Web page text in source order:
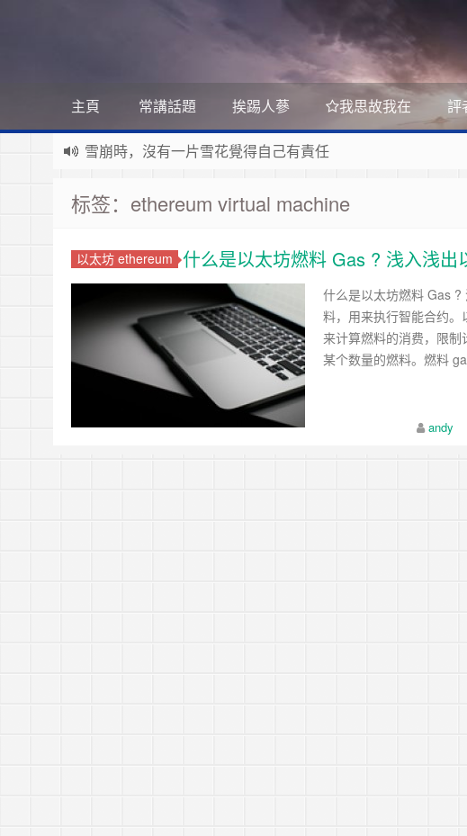
主頁 常講話題 挨踢人蔘 我思故我在 評
雪崩時，沒有一片雪花覺得自己有責任
如何讓玩家一直沉迷
如何讓玩家拉幫結派
如何讓玩家充值更多
如何實現隱性的現金賭博和金幣交易
遇事不決 量子力學
文昭論古論今
好看的皮囊千篇一律 有趣的靈魂萬裡挑一
Reliable, Replicated, Redundant, And Fault-Tolerant
Practical Byzantine Fault Tolerant
受人之辱，不動一色
查人之過，不揚於眾
覺人之詐，不憤於言
Google 如何進行 Code Review – 6
https://tachingchen.com/tw/blog/how-to-do-a-code-review-
Google 如何進行 Code Review – 5
https://tachingchen.com/tw/blog/how-to-do-a-code-review-
Google 如何進行 Code Review – 4
喜大普奔
當我以為那是一個知識點，其實那是一個知識圓
标签：ethereum virtual machine
以太坊 ethereum 什么是以太坊燃料 Gas ? 浅入浅出
什么是以太坊燃料 Gas
料，用来执行智能合约
来计算燃料的消费，限
某个数量的燃料。燃料
andy